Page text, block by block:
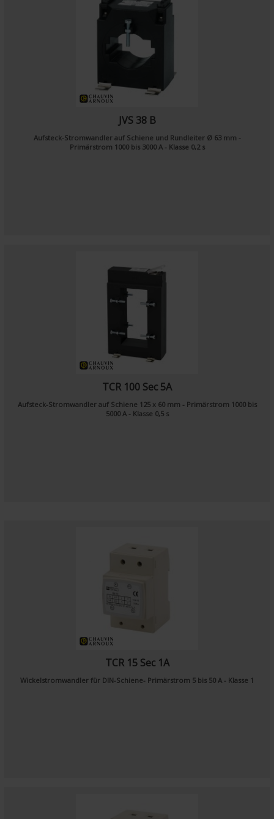
JVS 38 B
Aufsteck-Stromwandler auf Schiene und Rundleiter Ø 63 mm -
Primärstrom 1000 bis 3000 A - Klasse 0,2 s
TCR 100 Sec 5A
Aufsteck-Stromwandler auf Schiene 125 x 60 mm - Primärstrom 1000 bis
5000 A - Klasse 0,5 s
TCR 15 Sec 1A
Wickelstromwandler für DIN-Schiene- Primärstrom 5 bis 50 A - Klasse 1